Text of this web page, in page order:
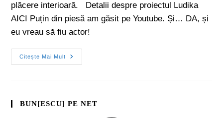
plăcere interioară. Detalii despre proiectul Ludika
AICI Puțin din piesă am găsit pe Youtube. Și… DA, și
eu vreau să fiu actor!
Citește Mai Mult
BUN[ESCU] PE NET